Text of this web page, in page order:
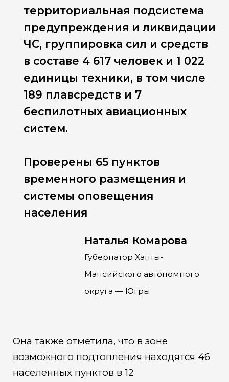
территориальная подсистема
предупреждения и ликвидации
ЧС, группировка сил и средств
в составе 4 617 человек и 1 022
единицы техники, в том числе
189 плавсредств и 7
беспилотных авиационных
систем.
Проверены 65 пунктов
временного размещения и
системы оповещения
населения
Наталья Комарова
Губернатор Ханты-
Мансийского автономного
округа — Югры
Она также отметила, что в зоне
возможного подтопления находятся 46
населенных пунктов в 12